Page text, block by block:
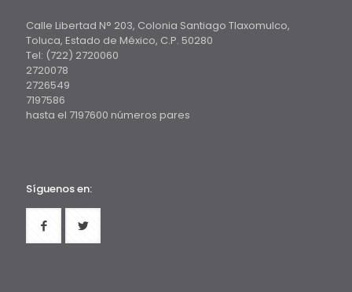
Calle Libertad N° 203, Colonia Santiago Tlaxomulco,
Toluca, Estado de México, C.P. 50280
Tel: (722) 2720060
2720078
2726549
7197586
hasta el 7197600 números pares
Síguenos en: